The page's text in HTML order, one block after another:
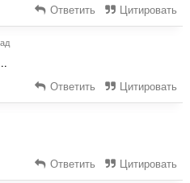
Ответить Цитировать
Ответить Цитировать
Ответить Цитировать